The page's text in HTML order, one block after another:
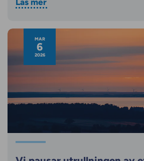
MAR
6
2026